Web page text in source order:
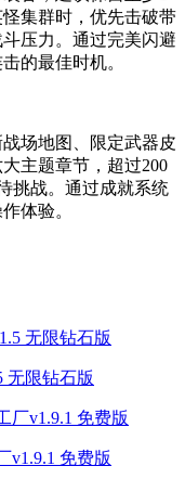
集群时，优先击破带
压力。通过完美闪避
的最佳时机。
场地图、限定武器皮
主题章节，超过200
挑战。通过成就系统
体验。
无限钻石版
v1.9.1 免费版